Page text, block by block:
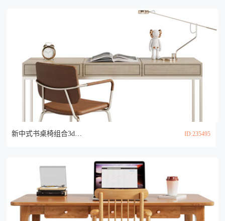
新中式书桌椅组合3d模型 ID:235495